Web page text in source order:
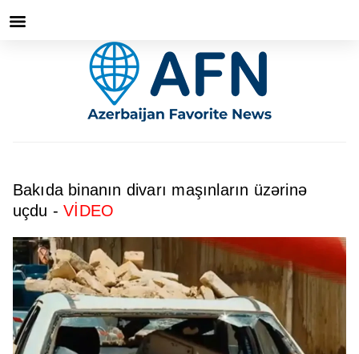
Bakıda binanın divarı maşınların üzərinə
uçdu -VİDEO